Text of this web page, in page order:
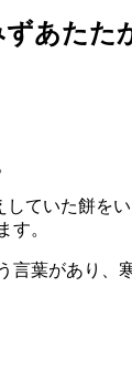
あたた
ていた餅を
す。
言葉があり